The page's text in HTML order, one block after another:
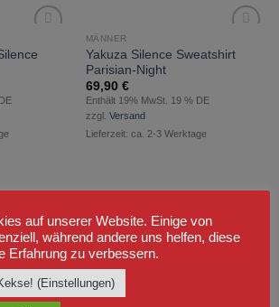
Wunschliste
Wunschliste
MÄNNER
Yakuza Silence Sweatshirt
Parisian-Night
69,90 €
Enthält 19% MwSt. 19 % DE
zzgl. Versand
Lieferzeit: ca. 2-3 Werktage
auf unserer Website. Einige von
während andere uns helfen, diese
Erfahrung zu verbessern.
(Einstellungen)